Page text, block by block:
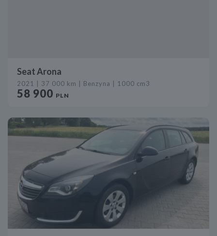
Seat Arona
2021 | 37 000 km | Benzyna | 1000 cm3
58 900 PLN